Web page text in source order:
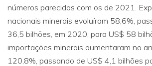
números parecidos com os de 2021.
nacionais minerais evoluíram 58,6%,
36,5 bilhões, em 2020, para US$ 58
importações minerais aumentaram no
120,8%, passando de US$ 4,1 bilhões